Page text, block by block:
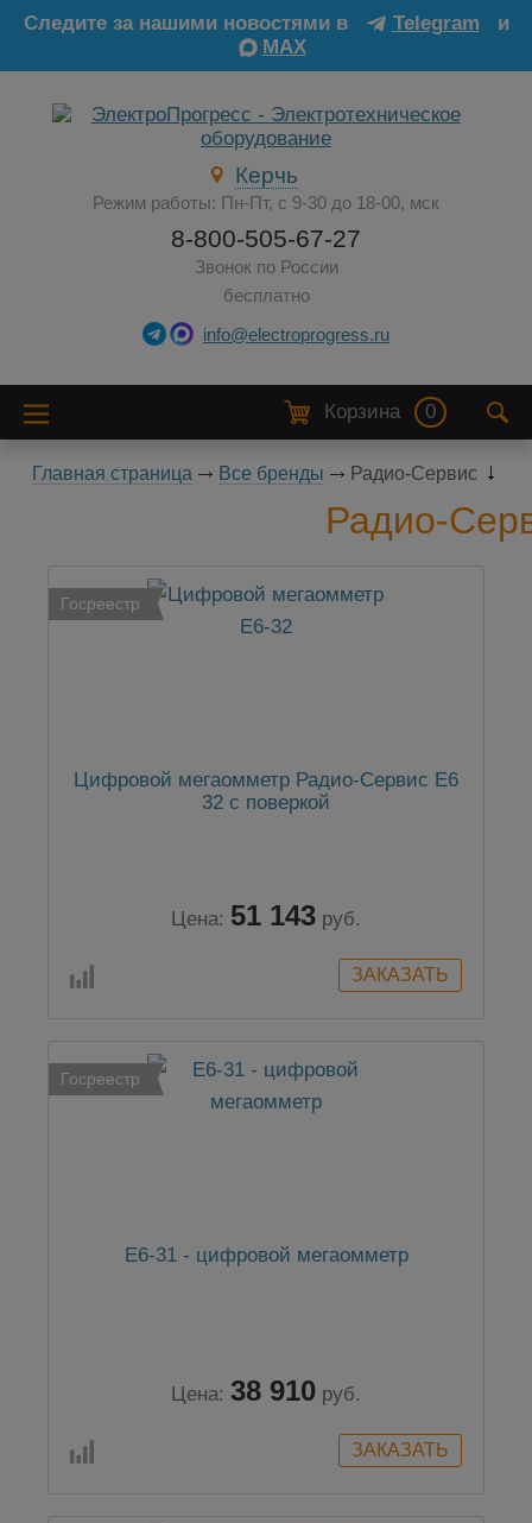
Следите за нашими новостями в Telegram
и
MAX
Керчь
Режим работы: Пн-Пт, с 9-30 до 18-00, мск
8-800-505-67-27
Звонок по России
бесплатно
info@electroprogress.ru
Корзина 0
Главная страница Все бренды Радио-Сервис
Радио-
Госреестр
Цифровой мегаомметр Радио-Сервис Е6
32 с поверкой
Цена: 51 143 руб.
Госреестр
Е6-31 - цифровой мегаомметр
Цена: 38 910 руб.